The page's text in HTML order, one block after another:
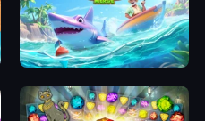
Tropical Merge